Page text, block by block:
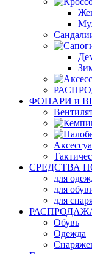
ФОНАРИ и
СРЕДСТВА
для
для
для
Обувь
Одежда